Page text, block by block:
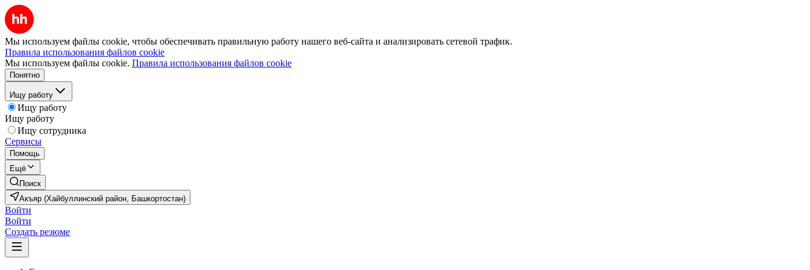
Мы используем файлы cookie, чтобы обеспечивать правильную работу нашего веб-сайта и анализировать сетевой трафик.
Правила использования файлов cookie
Мы используем файлы cookie. Правила использования файлов cookie
Понятно
Ищу работу
Ищу работу
Ищу работу
Ищу сотрудника
Сервисы
Помощь
Ещё
Поиск
Акъяр (Хайбуллинский район, Башкортостан)
Войти
Войти
Создать резюме